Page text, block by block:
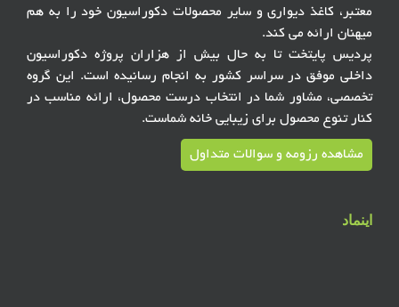
معتبر، کاغذ دیواری و سایر محصولات دکوراسیون خود را به هم
میهنان ارائه می کند.
پردیس پایتخت تا به حال بیش از هزاران پروژه دکوراسیون
داخلی موفق در سراسر کشور به انجام رسانیده است. این گروه
تخصصی، مشاور شما در انتخاب درست محصول، ارائه مناسب در
کنار تنوع محصول برای زیبایی خانه شماست.
مشاهده رزومه و سوالات متداول
اینماد